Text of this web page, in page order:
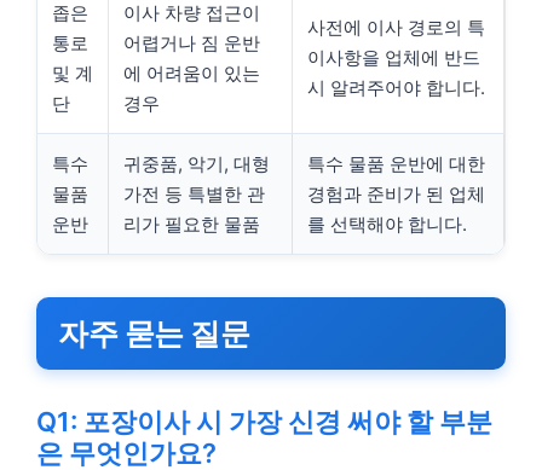
좁은
통로
및 계
단
이사 차량 접근이
어렵거나 짐 운반
에 어려움이 있는
경우
사전에 이사 경로의 특
이사항을 업체에 반드
시 알려주어야 합니다.
특수
물품
운반
귀중품, 악기, 대형
가전 등 특별한 관
리가 필요한 물품
특수 물품 운반에 대한
경험과 준비가 된 업체
를 선택해야 합니다.
자주 묻는 질문
Q1: 포장이사 시 가장 신경 써야 할 부분
은 무엇인가요?